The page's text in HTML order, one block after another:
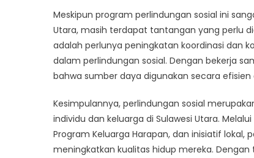
Meskipun program perlindungan sosial ini
Utara, masih terdapat tantangan yang perlu
adalah perlunya peningkatan koordinasi dan
dalam perlindungan sosial. Dengan bekerja
bahwa sumber daya digunakan secara
Kesimpulannya, perlindungan sosial
individu dan keluarga di Sulawesi Utara.
Program Keluarga Harapan, dan inisiatif
meningkatkan kualitas hidup mereka.